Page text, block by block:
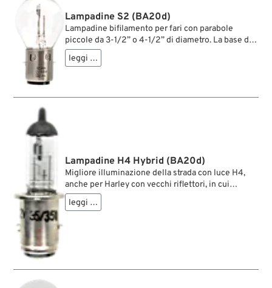
Lampadine S2 (BA20d)
Lampadine bifilamento per fari con parabole
piccole da 3-1/2” o 4-1/2” di diametro. La base da
20 mm occupa poco spazio e lascia sufficiente
superficie per il riflettore vero e proprio.
leggi …
Lampadine H4 Hybrid (BA20d)
Migliore illuminazione della strada con luce H4,
anche per Harley con vecchi riflettori, in cui
altrimenti si potrebbero montare solo lampadine
S2, note dagli anni ’60 del secolo scorso. Queste
leggi …